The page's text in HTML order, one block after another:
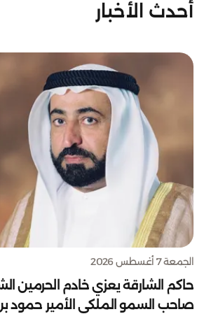
أحدث الأخبار
الجمعة 7 أغسطس 2026
حاكم الشارقة يعزي خادم الحرمين
صاحب السمو الملكي الأمير حمود